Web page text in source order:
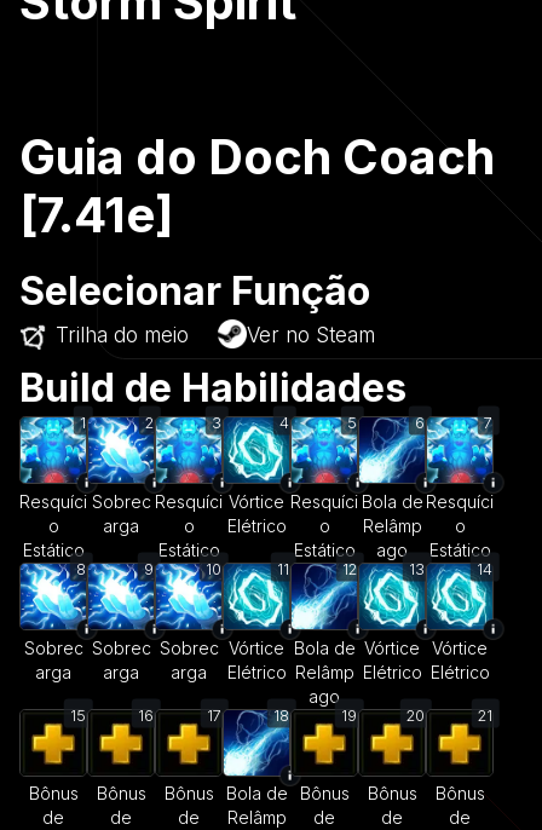
Guia do Doch Coach
[7.41e]
Selecionar Função
Trilha do meio Ver no Steam
Build de Habilidades
1
Resquíci
o
Estático
2
Sobrec
arga
3
Resquíci
o
Estático
4
Vórtice
Elétrico
5
Resquíci
o
Estático
6
Bola de
Relâmp
ago
7
Resquíci
o
Estático
8
Sobrec
arga
9
Sobrec
arga
10
Sobrec
arga
11
Vórtice
Elétrico
12
Bola de
Relâmp
ago
13
Vórtice
Elétrico
14
Vórtice
Elétrico
15
Bônus
de
16
Bônus
de
17
Bônus
de
18
Bola de
Relâmp
19
Bônus
de
20
Bônus
de
21
Bônus
de